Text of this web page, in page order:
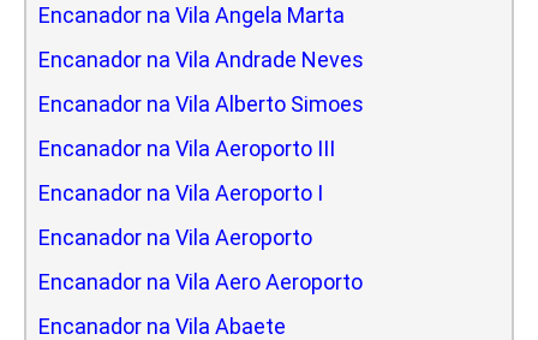
Encanador na Vila Angela Marta
Encanador na Vila Andrade Neves
Encanador na Vila Alberto Simoes
Encanador na Vila Aeroporto III
Encanador na Vila Aeroporto I
Encanador na Vila Aeroporto
Encanador na Vila Aero Aeroporto
Encanador na Vila Abaete